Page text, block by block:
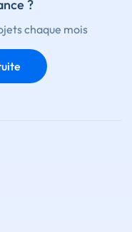
?
chaque mois